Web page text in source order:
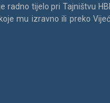
radno tijelo pri Tajništvu
mu izravno ili preko